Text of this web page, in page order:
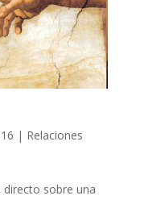
| Relaciones
sobre una